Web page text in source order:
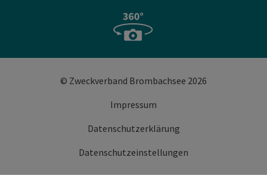
© Zweckverband Brombachsee 2026
Impressum
Datenschutzerklärung
Datenschutzeinstellungen